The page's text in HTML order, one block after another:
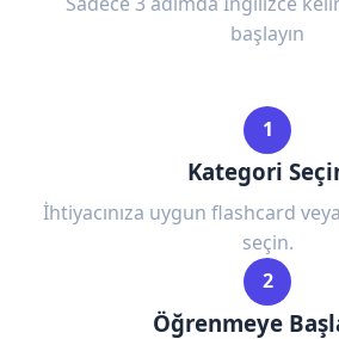
başlayın
1
Kategori
İhtiyacınıza uygun flashcard
seçin.
2
Öğrenmeye